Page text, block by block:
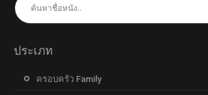
ประเภท
ครอบครัว Family